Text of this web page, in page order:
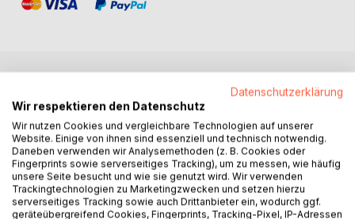
Sind Sie schon einmal gegen Ihren Willen in einen Raum
eingesperrt worden? Sind dabei körperlicher und
seelischer Folter unterzogen worden? Wurde das Ganze
noch in den dunklen Seiten des Internets live beobachtet?
Erweckt die Vorstellung ein Schaudern in Ihnen? Doch
Datenschutzerklärung
Wir respektieren den Datenschutz
Wir nutzen Cookies und vergleichbare Technologien auf unserer
Website. Einige von ihnen sind essenziell und technisch notwendig.
Daneben verwenden wir Analysemethoden (z. B. Cookies oder
Fingerprints sowie serverseitiges Tracking), um zu messen, wie häufig
unsere Seite besucht und wie sie genutzt wird. Wir verwenden
Trackingtechnologien zu Marketingzwecken und setzen hierzu
serverseitiges Tracking sowie auch Drittanbieter ein, wodurch ggf.
geräteübergreifend Cookies, Fingerprints, Tracking-Pixel, IP-Adressen